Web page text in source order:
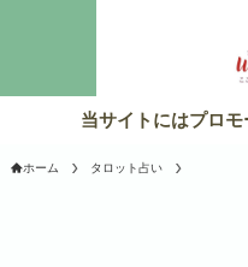
当サイトにはプロ
ホーム タロット占い